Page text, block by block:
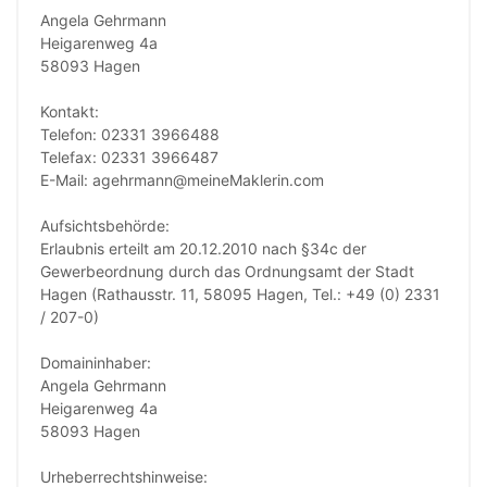
Angela Gehrmann
Heigarenweg 4a
58093 Hagen
Kontakt:
Telefon: 02331 3966488
Telefax: 02331 3966487
E-Mail: agehrmann@meineMaklerin.com
Aufsichtsbehörde:
Erlaubnis erteilt am 20.12.2010 nach §34c der
Gewerbeordnung durch das Ordnungsamt der Stadt
Hagen (Rathausstr. 11, 58095 Hagen, Tel.: +49 (0) 2331
/ 207-0)
Domaininhaber:
Angela Gehrmann
Heigarenweg 4a
58093 Hagen
Urheberrechtshinweise: